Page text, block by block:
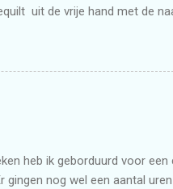
uit de vrije hand met de
heb ik geborduurd voor
gingen nog wel een aantal